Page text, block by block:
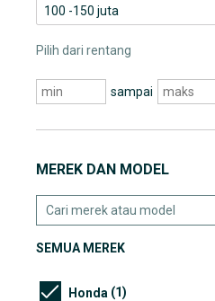
100 -150 juta
Pilih dari rentang
sampai
MEREK DAN MODEL
SEMUA MEREK
Honda (1)